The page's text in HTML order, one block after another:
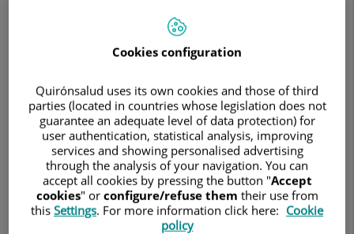
Resultados de la búsqueda
Cristina Rodríguez Alcalá
FACULTATIVO ESPECIALISTA ANESTESIOLOGÍA
Y REANIMACIÓN
Anestesiología y Reanimación
Cookies configuration
Quirónsalud uses its own cookies and those of third
parties (located in countries whose legislation does not
guarantee an adequate level of data protection) for
user authentication, statistical analysis, improving
services and showing personalised advertising
through the analysis of your navigation. You can
accept all cookies by pressing the button "Accept
cookies" or configure/refuse them their use from
this Settings. For more information click here: Cookie
policy